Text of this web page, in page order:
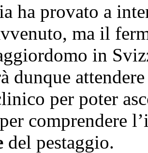
ha provato a
ma il
in
dunque
per poter
comprendere
del pestaggio.